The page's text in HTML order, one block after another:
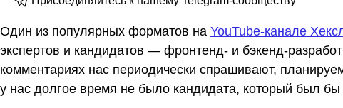
Один из популярных форматов на YouTube-канале
экспертов и кандидатов — фронтенд- и бэкенд-
комментариях нас периодически спрашивают,
у нас долгое время не было кандидата, который был бы